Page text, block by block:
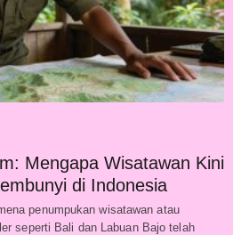
Mengapa Wisatawan Kini
di Indonesia
penumpukan wisatawan atau
seperti Bali dan Labuan Bajo telah